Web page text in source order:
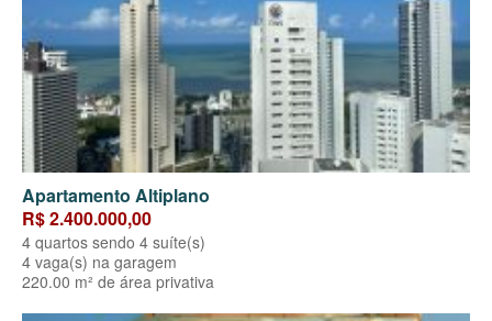
Apartamento Altiplano
R$ 2.400.000,00
4 quartos sendo 4 suíte(s)
4 vaga(s) na garagem
220.00 m² de área privativa